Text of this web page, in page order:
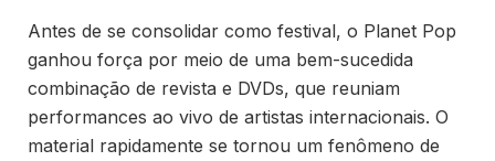
Antes de se consolidar como festival, o Planet Pop
ganhou força por meio de uma bem-sucedida
combinação de revista e DVDs, que reuniam
performances ao vivo de artistas internacionais. O
material rapidamente se tornou um fenômeno de